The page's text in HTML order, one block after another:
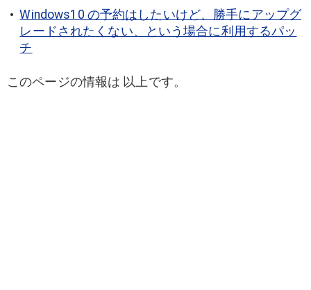
Windows10 の予約はしたいけど、勝手にアップグ
レードされたくない、という場合に利用するパッ
チ
このページの情報は 以上です。